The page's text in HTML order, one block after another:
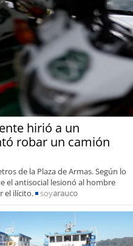
hirió a un
robar un camión
de la Plaza de Armas. Según lo
el antisocial lesionó al hombre
el ilícito.
soyarauco